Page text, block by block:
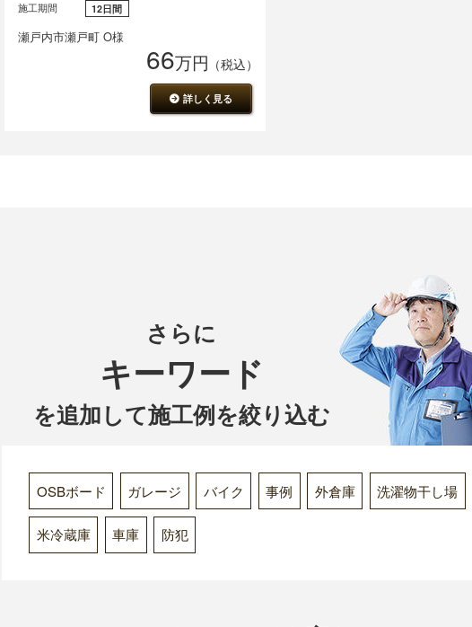
施工期間
12日間
瀬戸内市瀬戸町 O様
66万円 （税込）
詳しく見る
さらに
キーワード
を追加して施工例を絞り込む
OSBボード ガレージ バイク 事例 外倉庫 洗濯物干し場
米冷蔵庫 車庫 防犯